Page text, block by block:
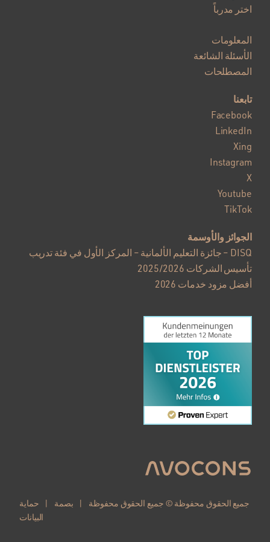
اختر مدرباً
المعلومات
الأسئلة الشائعة
المصطلحات
تابعنا
Facebook
LinkedIn
Xing
Instagram
X
Youtube
TikTok
الجوائز والأوسمة
DISQ – جائزة التعليم الألمانية – المركز الأول في فئة تدريب
تأسيس الشركات 2025/2026
أفضل مزود خدمات 2026
جميع الحقوق محفوظة © جميع الحقوق محفوظة | بصمة | حماية
البيانات